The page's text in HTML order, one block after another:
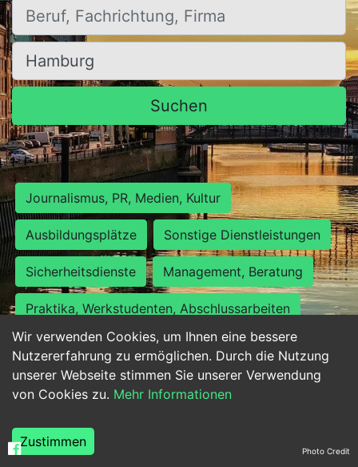
Wir verwenden Cookies, um Ihnen eine bessere
Nutzererfahrung zu ermöglichen. Durch die Nutzung
unserer Webseite stimmen Sie unserer Verwendung
von Cookies zu. Mehr Informationen
Zustimmen
Beruf, Fachrichtung, Firma
Ort, Stadt
Suchen
Journalismus, PR, Medien, Kultur
Ausbildungsplätze Sonstige Dienstleistungen
Sicherheitsdienste Management, Beratung
Praktika, Werkstudenten, Abschlussarbeiten
Personalwesen Assistenz, Sekretariat
Hilfskräfte, Aushilfs- und Nebenjobs
Weiterbildung, Studium, duale Ausbildung Photo Credit